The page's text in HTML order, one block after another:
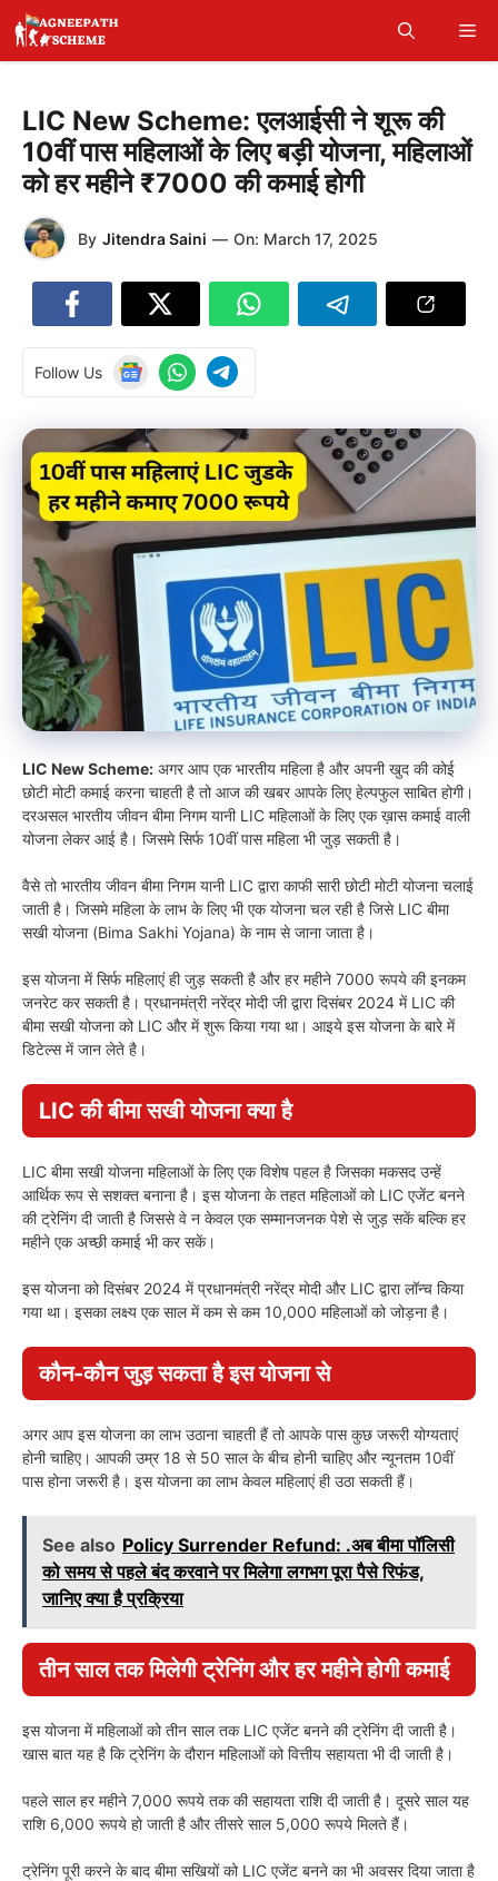
Skip
content
LIC New Scheme: एलआईसी ने शूरू की
10वीं पास महिलाओं के लिए बड़ी योजना, महिलाओं
को हर महीने ₹7000 की कमाई होगी
By Jitendra Saini — On: March 17, 2025
Follow Us
LIC New Scheme: अगर आप एक भारतीय महिला है और अपनी खुद की कोई
छोटी मोटी कमाई करना चाहती है तो आज की खबर आपके लिए हेल्पफुल साबित होगी।
दरअसल भारतीय जीवन बीमा निगम यानी LIC महिलाओं के लिए एक ख़ास कमाई वाली
योजना लेकर आई है। जिसमे सिर्फ 10वीं पास महिला भी जुड़ सकती है।
वैसे तो भारतीय जीवन बीमा निगम यानी LIC द्वारा काफी सारी छोटी मोटी योजना चलाई
जाती है। जिसमे महिला के लाभ के लिए भी एक योजना चल रही है जिसे LIC बीमा
सखी योजना (Bima Sakhi Yojana) के नाम से जाना जाता है।
इस योजना में सिर्फ महिलाएं ही जुड़ सकती है और हर महीने 7000 रूपये की इनकम
जनरेट कर सकती है। प्रधानमंत्री नरेंद्र मोदी जी द्वारा दिसंबर 2024 में LIC की
बीमा सखी योजना को LIC और में शुरू किया गया था। आइये इस योजना के बारे में
डिटेल्स में जान लेते है।
LIC की बीमा सखी योजना क्या है
LIC बीमा सखी योजना महिलाओं के लिए एक विशेष पहल है जिसका मकसद उन्हें
आर्थिक रूप से सशक्त बनाना है। इस योजना के तहत महिलाओं को LIC एजेंट बनने
की ट्रेनिंग दी जाती है जिससे वे न केवल एक सम्मानजनक पेशे से जुड़ सकें बल्कि हर
महीने एक अच्छी कमाई भी कर सकें।
इस योजना को दिसंबर 2024 में प्रधानमंत्री नरेंद्र मोदी और LIC द्वारा लॉन्च किया
गया था। इसका लक्ष्य एक साल में कम से कम 10,000 महिलाओं को जोड़ना है।
कौन-कौन जुड़ सकता है इस योजना से
अगर आप इस योजना का लाभ उठाना चाहती हैं तो आपके पास कुछ जरूरी योग्यताएं
होनी चाहिए। आपकी उम्र 18 से 50 साल के बीच होनी चाहिए और न्यूनतम 10वीं
पास होना जरूरी है। इस योजना का लाभ केवल महिलाएं ही उठा सकती हैं।
See also Policy Surrender Refund: .अब बीमा पॉलिसी
को समय से पहले बंद करवाने पर मिलेगा लगभग पूरा पैसे रिफंड,
जानिए क्या है प्रक्रिया
तीन साल तक मिलेगी ट्रेनिंग और हर महीने होगी कमाई
इस योजना में महिलाओं को तीन साल तक LIC एजेंट बनने की ट्रेनिंग दी जाती है।
खास बात यह है कि ट्रेनिंग के दौरान महिलाओं को वित्तीय सहायता भी दी जाती है।
पहले साल हर महीने 7,000 रूपये तक की सहायता राशि दी जाती है। दूसरे साल यह
राशि 6,000 रूपये हो जाती है और तीसरे साल 5,000 रूपये मिलते हैं।
ट्रेनिंग पूरी करने के बाद बीमा सखियों को LIC एजेंट बनने का भी अवसर दिया जाता है